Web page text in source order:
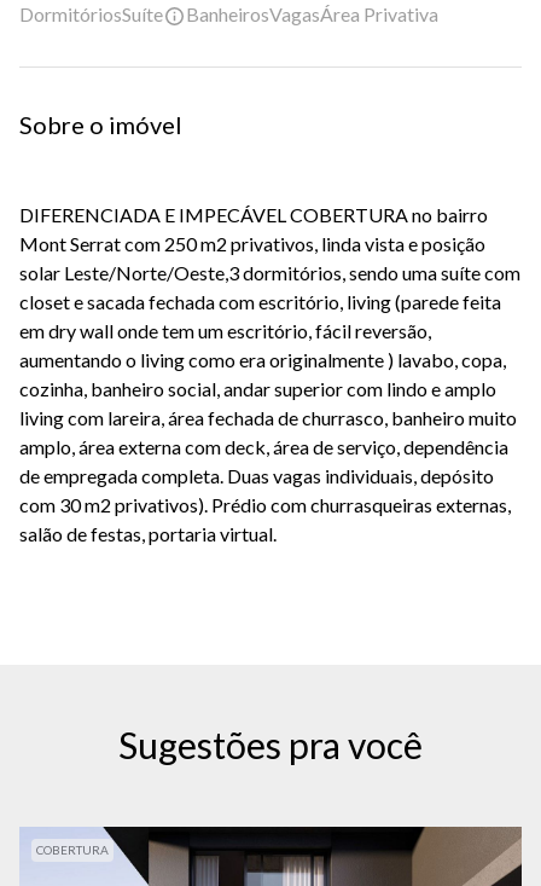
DormitóriosSuíte BanheirosVagasÁrea Privativa
Sobre o imóvel
DIFERENCIADA E IMPECÁVEL COBERTURA no bairro
Mont Serrat com 250 m2 privativos, linda vista e posição
solar Leste/Norte/Oeste,3 dormitórios, sendo uma suíte com
closet e sacada fechada com escritório, living (parede feita
em dry wall onde tem um escritório, fácil reversão,
aumentando o living como era originalmente ) lavabo, copa,
cozinha, banheiro social, andar superior com lindo e amplo
living com lareira, área fechada de churrasco, banheiro muito
amplo, área externa com deck, área de serviço, dependência
de empregada completa. Duas vagas individuais, depósito
com 30 m2 privativos). Prédio com churrasqueiras externas,
salão de festas, portaria virtual.
Sugestões pra você
COBERTURA